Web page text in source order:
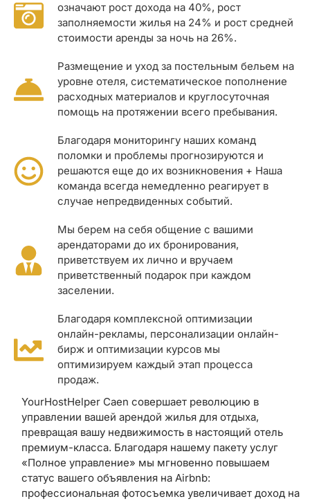
означают рост дохода на 40%, рост
заполняемости жилья на 24% и рост средней
стоимости аренды за ночь на 26%.
Размещение и уход за постельным бельем на
уровне отеля, систематическое пополнение
расходных материалов и круглосуточная
помощь на протяжении всего пребывания.
Благодаря мониторингу наших команд
поломки и проблемы прогнозируются и
решаются еще до их возникновения + Наша
команда всегда немедленно реагирует в
случае непредвиденных событий.
Мы берем на себя общение с вашими
арендаторами до их бронирования,
приветствуем их лично и вручаем
приветственный подарок при каждом
заселении.
Благодаря комплексной оптимизации
онлайн-рекламы, персонализации онлайн-
бирж и оптимизации курсов мы
оптимизируем каждый этап процесса
продаж.
YourHostHelper Caen совершает революцию в
управлении вашей арендой жилья для отдыха,
превращая вашу недвижимость в настоящий отель
премиум-класса. Благодаря нашему пакету услуг
«Полное управление» мы мгновенно повышаем
статус вашего объявления на Airbnb:
профессиональная фотосъемка увеличивает доход на